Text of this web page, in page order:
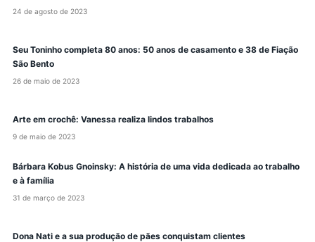
24 de agosto de 2023
Seu Toninho completa 80 anos: 50 anos de casamento e 38 de Fiação
São Bento
26 de maio de 2023
Arte em crochê: Vanessa realiza lindos trabalhos
9 de maio de 2023
Bárbara Kobus Gnoinsky: A história de uma vida dedicada ao trabalho
e à família
31 de março de 2023
Dona Nati e a sua produção de pães conquistam clientes